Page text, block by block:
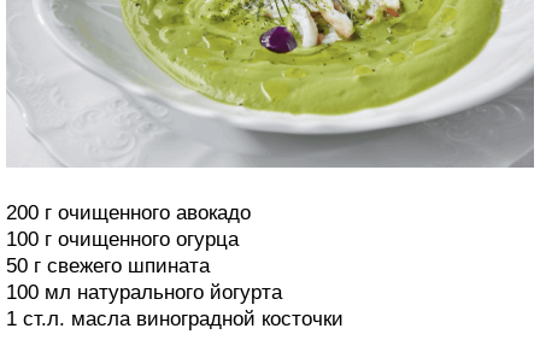
200 г очищенного авокадо
100 г очищенного огурца
50 г свежего шпината
100 мл натурального йогурта
1 ст.л. масла виноградной косточки